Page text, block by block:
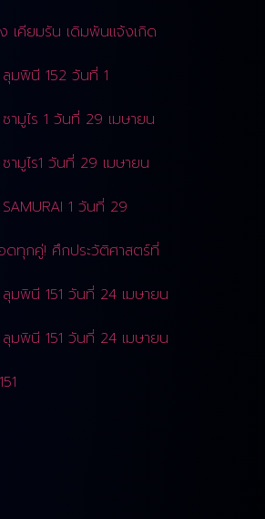
เคียมรัน เดิมพันแจ้งเกิด
มพินี 152 วันที่ 1
มูไร 1 วันที่ 29 เมษายน
มูไร1 วันที่ 29 เมษายน
1 วันที่ 29
ดทุกคู่! ศึกประวัติศาสตร์ที่
มพินี 151 วันที่ 24 เมษายน
มพินี 151 วันที่ 24 เมษายน